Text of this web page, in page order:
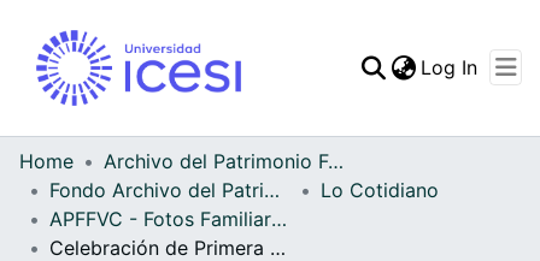
Statistics
Log In
Home
Archivo del Patrimonio Fotográfico y Fílmico del Valle del Cauca
Fondo Archivo del Patrimonio Fotográfico y Fílmico del Valle del Cauca
Lo Cotidiano
APFFVC - Fotos Familiares - Patrimonial
Celebración de Primera Comunión de María Elena Londoño